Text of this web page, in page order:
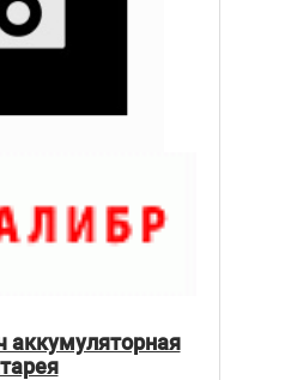
аккумуляторная